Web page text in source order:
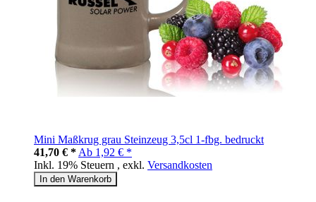
Mini Maßkrug grau Steinzeug 3,5cl 1-fbg. bedruckt
41,70 € * Ab 1,92 € *
Inkl. 19% Steuern , exkl. Versandkosten
In den Warenkorb